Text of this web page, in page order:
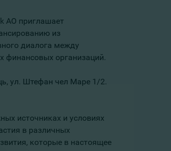
АО приглашает
из
диалога между
финансовых организаций.
ул. Штефан чел Маре 1/2.
источниках и условиях
в различных
которые в настоящее